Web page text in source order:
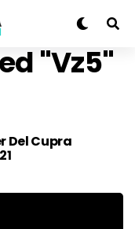
"vz5"
Del Cupra